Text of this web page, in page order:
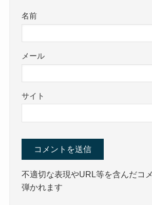
名前
メール
サイト
不適切な表現やURL等を含んだコ
弾かれます